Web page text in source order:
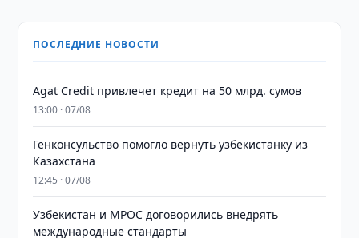
ПОСЛЕДНИЕ НОВОСТИ
Agat Credit привлечет кредит на 50 млрд. сумов
13:00 · 07/08
Генконсульство помогло вернуть узбекистанку из
Казахстана
12:45 · 07/08
Узбекистан и MPOC договорились внедрять
международные стандарты